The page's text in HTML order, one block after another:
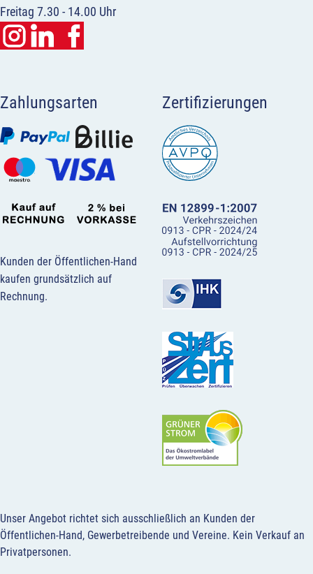
Freitag 7.30 - 14.00 Uhr
Zahlungsarten
Kunden der Öffentlichen-Hand
kaufen grundsätzlich auf
Rechnung.
Zertifizierungen
Unser Angebot richtet sich ausschließlich an Kunden der
Öffentlichen-Hand, Gewerbetreibende und Vereine. Kein Verkauf an
Privatpersonen.